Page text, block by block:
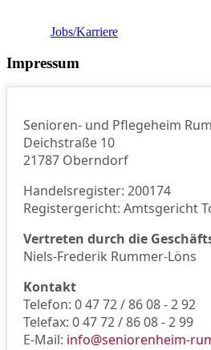
Jobs/Karriere
Impressum
Senioren- und Pflegeheim
Deichstraße 10
21787 Oberndorf
Handelsregister: 200174
Registergericht: Amtsgericht
Vertreten durch die
Niels-Frederik Rummer-Löns
Kontakt
Telefon: 0 47 72 / 86 08 - 2 92
Telefax: 0 47 72 / 86 08 - 2 99
E-Mail: info@seniorenheim-